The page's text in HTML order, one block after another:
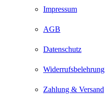
Impressum
AGB
Datenschutz
Widerrufsbelehrung
Zahlung & Versand